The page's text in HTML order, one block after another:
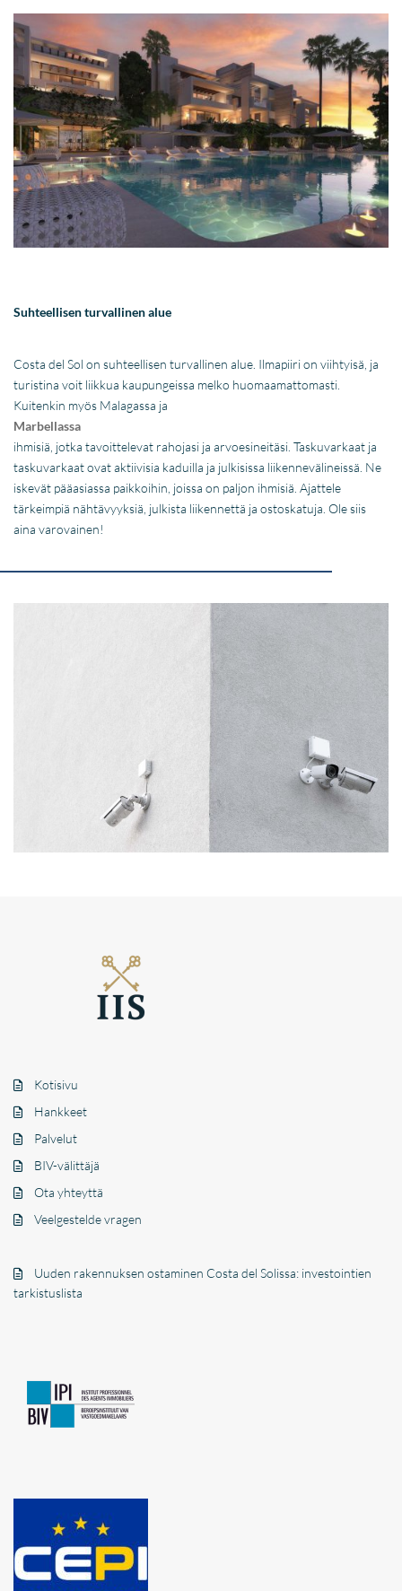
Suhteellisen turvallinen alue
Costa del Sol on suhteellisen turvallinen alue. Ilmapiiri on viihtyisä, ja
turistina voit liikkua kaupungeissa melko huomaamattomasti.
Kuitenkin myös Malagassa ja
Marbellassa
ihmisiä, jotka tavoittelevat rahojasi ja arvoesineitäsi. Taskuvarkaat ja
taskuvarkaat ovat aktiivisia kaduilla ja julkisissa liikennevälineissä. Ne
iskevät pääasiassa paikkoihin, joissa on paljon ihmisiä. Ajattele
tärkeimpiä nähtävyyksiä, julkista liikennettä ja ostoskatuja. Ole siis
aina varovainen!
Kotisivu
Hankkeet
Palvelut
BIV-välittäjä
Ota yhteyttä
Veelgestelde vragen
Uuden rakennuksen ostaminen Costa del Solissa: investointien
tarkistuslista